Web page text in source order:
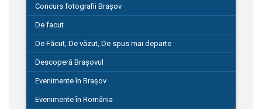
Concurs fotografii Brașov
De facut
De Făcut, De văzut, De spus mai departe
Descoperă Brașovul
Evenimente în Brașov
Evenimente în România